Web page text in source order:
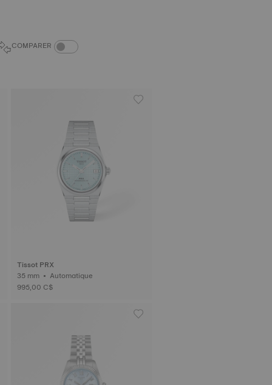
COMPARER COMPARAISON DES PRODUITS
Tissot PRX
35 mm • Automatique
995,00 C$